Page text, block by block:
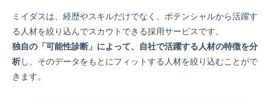
ミイダスは、経歴やスキルだけでなく、ポテンシャルから活躍す
る人材を絞り込んでスカウトできる採用サービスです。
独自の「可能性診断」によって、自社で活躍する人材の特徴を分
析し、そのデータをもとにフィットする人材を絞り込むことがで
きます。